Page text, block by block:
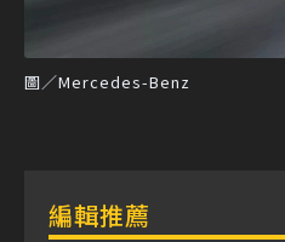
圖／Mercedes-Benz
編輯推薦